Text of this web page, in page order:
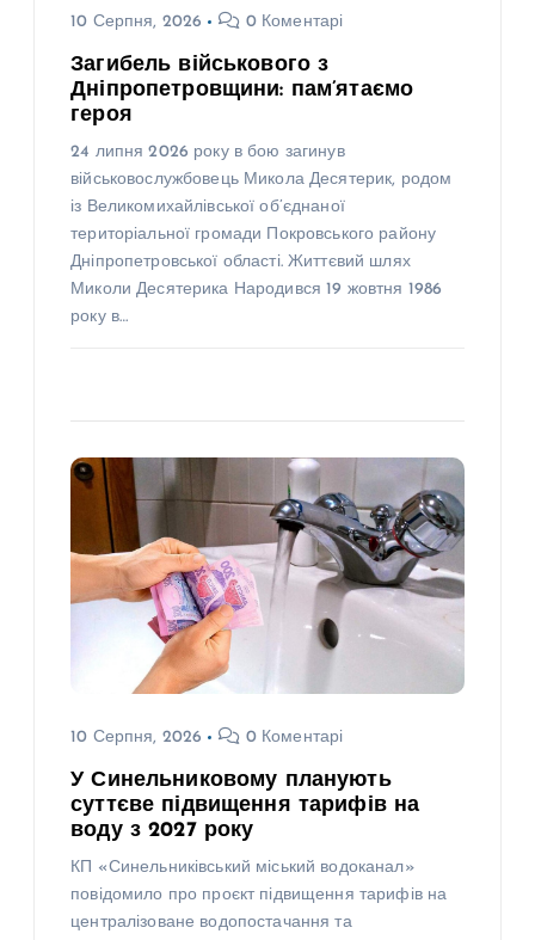
10 Серпня, 2026 0 Коментарі
Загибель військового з
Дніпропетровщини: пам’ятаємо
героя
24 липня 2026 року в бою загинув
військовослужбовець Микола Десятерик, родом
із Великомихайлівської об’єднаної
територіальної громади Покровського району
Дніпропетровської області. Життєвий шлях
Миколи Десятерика Народився 19 жовтня 1986
року в…
10 Серпня, 2026 0 Коментарі
У Синельниковому планують
суттєве підвищення тарифів на
воду з 2027 року
КП «Синельниківський міський водоканал»
повідомило про проєкт підвищення тарифів на
централізоване водопостачання та